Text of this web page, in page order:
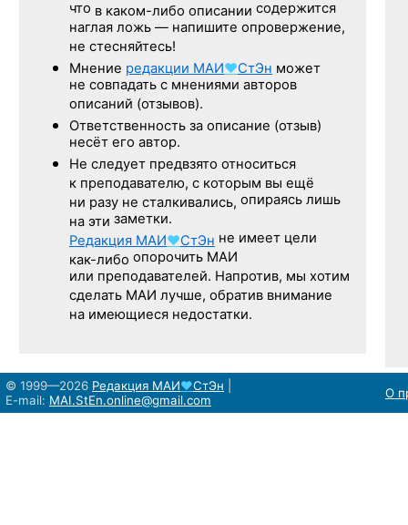
что в каком-либо описании содержится
наглая ложь — напишите опровержение,
не стесняйтесь!
Мнение редакции МАИ♥СтЭн может
не совпадать с мнениями авторов
описаний (отзывов).
Ответственность за описание (отзыв)
несёт его автор.
Не следует предвзято относиться
к преподавателю, с которым вы ещё
ни разу не сталкивались, опираясь лишь
на эти заметки.
Редакция МАИ♥СтЭн не имеет цели
как-либо опорочить МАИ
или преподавателей. Напротив, мы хотим
сделать МАИ лучше, обратив внимание
на имеющиеся недостатки.
© 1999—2026 Редакция МАИ♥СтЭн
E-mail: MAI.StEn.online@gmail.com О